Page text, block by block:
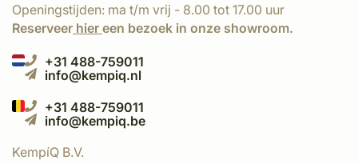
Openingstijden: ma t/m vrij - 8.00 tot 17.00 uur
Reserveer hier een bezoek in onze showroom.
+31 488-759011
info@kempiq.nl
+31 488-759011
info@kempiq.be
KempíQ B.V.